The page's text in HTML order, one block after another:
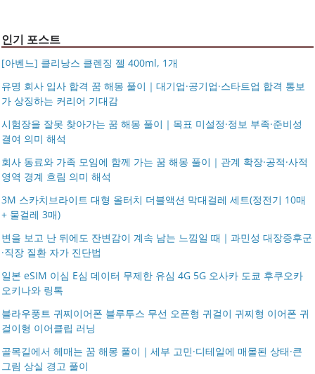
인기 포스트
[아벤느] 클리낭스 클렌징 젤 400ml, 1개
유명 회사 입사 합격 꿈 해몽 풀이｜대기업·공기업·스타트업 합격 통보
가 상징하는 커리어 기대감
시험장을 잘못 찾아가는 꿈 해몽 풀이｜목표 미설정·정보 부족·준비성
결여 의미 해석
회사 동료와 가족 모임에 함께 가는 꿈 해몽 풀이｜관계 확장·공적·사적
영역 경계 흐림 의미 해석
3M 스카치브라이트 대형 올터치 더블액션 막대걸레 세트(정전기 10매
+ 물걸레 3매)
변을 보고 난 뒤에도 잔변감이 계속 남는 느낌일 때｜과민성 대장증후군
·직장 질환 자가 진단법
일본 eSIM 이심 E심 데이터 무제한 유심 4G 5G 오사카 도쿄 후쿠오카
오키나와 링톡
블라우풍트 귀찌이어폰 블루투스 무선 오픈형 귀걸이 귀찌형 이어폰 귀
걸이형 이어클립 러닝
골목길에서 헤매는 꿈 해몽 풀이｜세부 고민·디테일에 매몰된 상태·큰
그림 상실 경고 풀이